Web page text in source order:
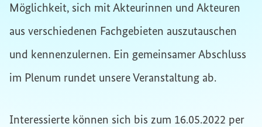
Möglichkeit, sich mit Akteurinnen und Akteuren
aus verschiedenen Fachgebieten auszutauschen
und kennenzulernen. Ein gemeinsamer Abschluss
im Plenum rundet unsere Veranstaltung ab.
Interessierte können sich bis zum 16.05.2022 per